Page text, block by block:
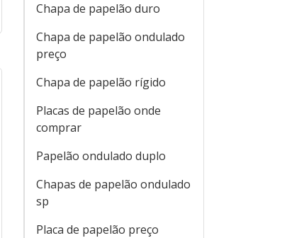
Chapa de papelão duro
Chapa de papelão ondulado
preço
Chapa de papelão rígido
Placas de papelão onde
comprar
Papelão ondulado duplo
Chapas de papelão ondulado
sp
Placa de papelão preço